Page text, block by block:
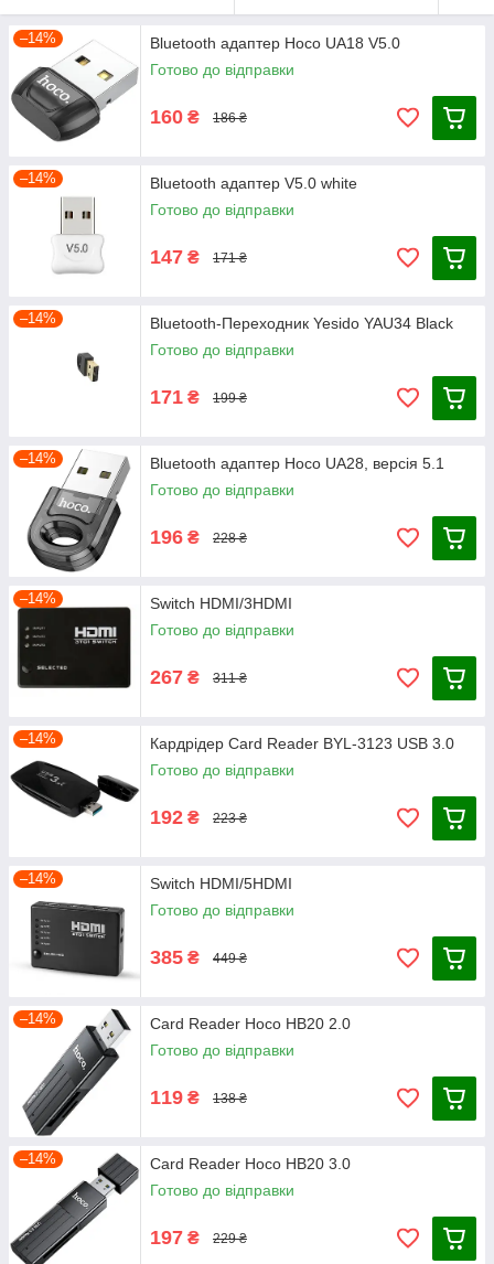
–14%
Bluetooth адаптер Hoco UA18 V5.0
Готово до відправки
160 ₴ 186 ₴
–14%
Bluetooth адаптер V5.0 white
Готово до відправки
147 ₴ 171 ₴
–14%
Bluetooth-Переходник Yesido YAU34 Black
Готово до відправки
171 ₴ 199 ₴
–14%
Bluetooth адаптер Hoco UA28, версія 5.1
Готово до відправки
196 ₴ 228 ₴
–14%
Switch HDMI/3HDMI
Готово до відправки
267 ₴ 311 ₴
–14%
Кардрідер Card Reader BYL-3123 USB 3.0
Готово до відправки
192 ₴ 223 ₴
–14%
Switch HDMI/5HDMI
Готово до відправки
385 ₴ 449 ₴
–14%
Card Reader Hoco HB20 2.0
Готово до відправки
119 ₴ 138 ₴
–14%
Card Reader Hoco HB20 3.0
Готово до відправки
197 ₴ 229 ₴